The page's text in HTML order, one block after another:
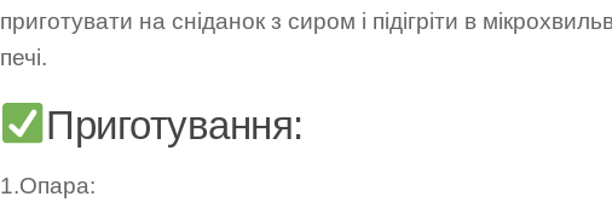
приготувати на сніданок з сиром і підігріти в
печі.
Приготування:
1.Опара: